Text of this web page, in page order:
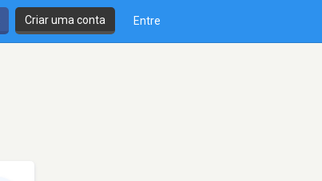
Criar uma conta Entre